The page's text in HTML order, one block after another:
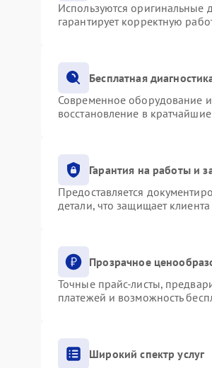
Используются
гарантирует корректную
Бесплатная
Современное оборудование и
восстановление в
Гарантия на работы и
Предоставляется
детали, что защищает
Прозрачное
Точные прайс-листы,
платежей и возможность
Широкий спектр услуг